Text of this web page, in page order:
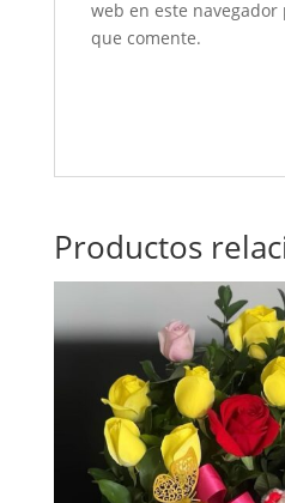
web en este
que comente.
Productos